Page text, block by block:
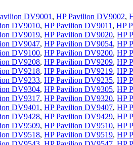
DV9001 , HP Pavilion DV9002,
DV9010, HP Pavilion DV9011 , HP
DV9019, HP Pavilion DV9020, HP
DV9047, HP Pavilion DV9054, HP
DV9100, HP Pavilion DV9200, HP
DV9208, HP Pavilion DV9209, HP
DV9218, HP Pavilion DV9219, HP
DV9233, HP Pavilion DV9235, HP
DV9304, HP Pavilion DV9305, HP
DV9317, HP Pavilion DV9320, HP
DV9401 , HP Pavilion DV9407, HP
DV9428, HP Pavilion DV9429, HP
DV9509, HP Pavilion DV9510, HP
DV9518, HP Pavilion DV9519, HP